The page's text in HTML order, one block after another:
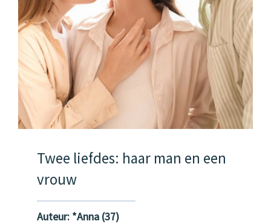
Twee liefdes: haar man en een
vrouw
Auteur: *Anna (37)